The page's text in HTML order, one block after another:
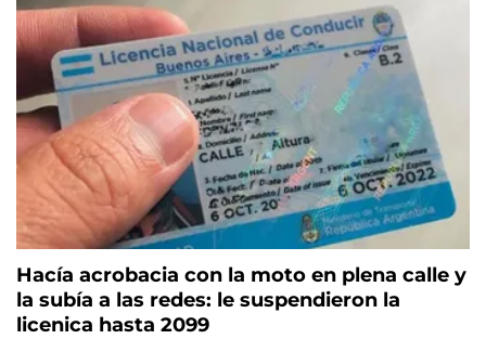
Hacía acrobacia con la moto en plena calle y
la subía a las redes: le suspendieron la
licenica hasta 2099